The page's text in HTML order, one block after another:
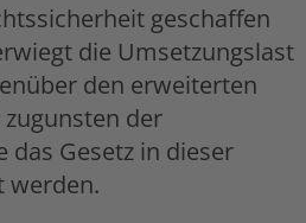
geschaffen
die Umsetzungslast
den erweiterten
der
das Gesetz in dieser
werden.